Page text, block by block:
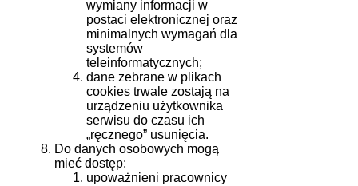
wymiany informacji w
postaci elektronicznej oraz
minimalnych wymagań dla
systemów
teleinformatycznych;
dane zebrane w plikach
cookies trwale zostają na
urządzeniu użytkownika
serwisu do czasu ich
„ręcznego” usunięcia.
Do danych osobowych mogą
mieć dostęp:
upoważnieni pracownicy